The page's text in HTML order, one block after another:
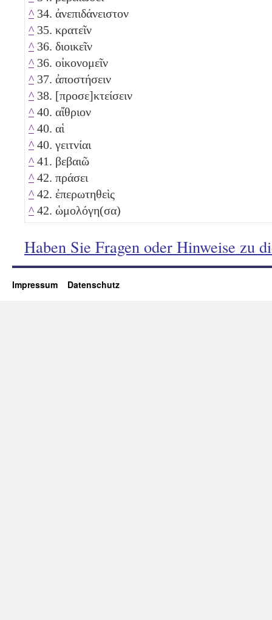
^ 34. ἀνεπιδάνειστον
^ 35. κρατεῖν
^ 36. διοικεῖν
^ 36. οἰκονομεῖν
^ 37. ἀποστήσειν
^ 38. [προσε]κτείσειν
^ 40. αἴθριον
^ 40. αἱ
^ 40. γειτνίαι
^ 41. βεβαιῶ
^ 42. πράσει
^ 42. ἐπερωτηθεὶς
^ 42. ὡμολόγη(σα)
Haben Sie Fragen oder Hinweise zu
Impressum Datenschutz